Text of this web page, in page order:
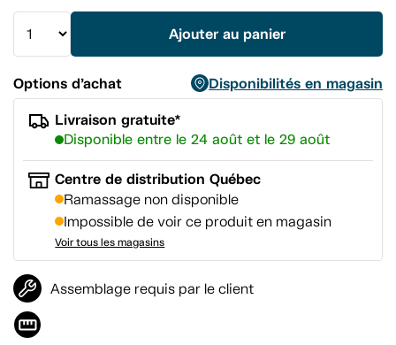
Ajouter au panier
Options d’achat
Disponibilités en magasin
Livraison gratuite*
Disponible entre le 24 août et le 29 août
Centre de distribution Québec
Ramassage non disponible
Impossible de voir ce produit en magasin
Voir tous les magasins
Assemblage requis par le client